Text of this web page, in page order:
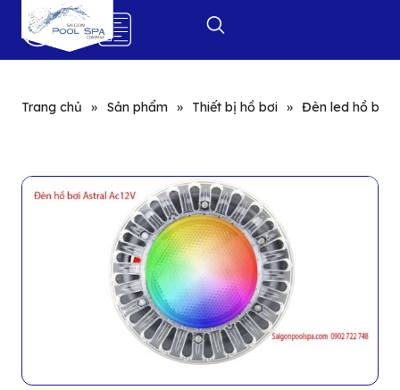
0
Trang chủ » Sản phẩm » Thiết bị hồ bơi » Đèn led hồ bơi: